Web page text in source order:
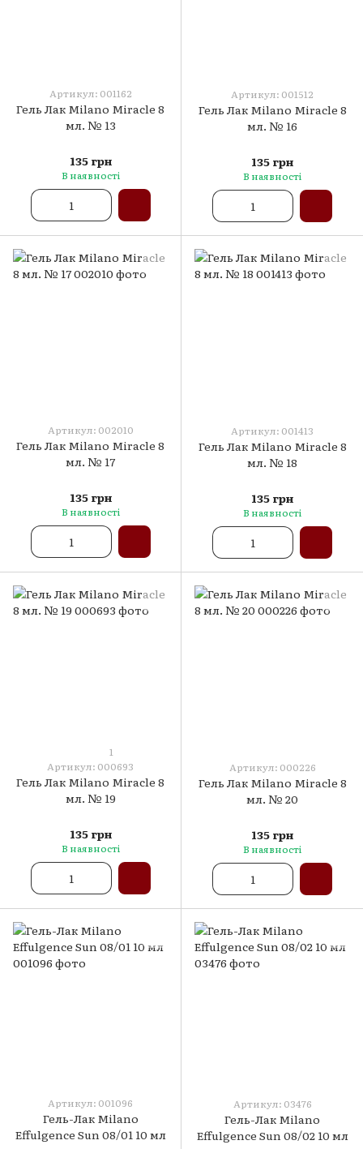
Артикул: 001162
Гель Лак Milano Miracle 8
мл. № 13
135 грн
В наявності
Артикул: 001512
Гель Лак Milano Miracle 8
мл. № 16
135 грн
В наявності
Артикул: 002010
Гель Лак Milano Miracle 8
мл. № 17
135 грн
В наявності
Артикул: 001413
Гель Лак Milano Miracle 8
мл. № 18
135 грн
В наявності
1
Артикул: 000693
Гель Лак Milano Miracle 8
мл. № 19
135 грн
В наявності
Артикул: 000226
Гель Лак Milano Miracle 8
мл. № 20
135 грн
В наявності
Артикул: 001096
Гель-Лак Milano
Effulgence Sun 08/01 10 мл
Артикул: 03476
Гель-Лак Milano
Effulgence Sun 08/02 10 мл